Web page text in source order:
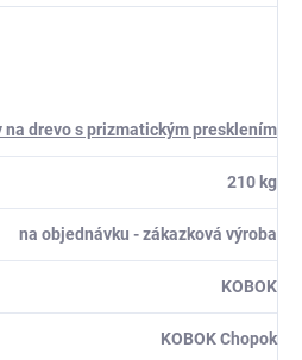
na drevo s prizmatickým presklením
210 kg
na objednávku - zákazková výroba
KOBOK
KOBOK Chopok